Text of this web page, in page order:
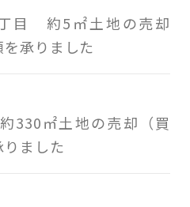
目 約5㎡土地の売却
を承りました
330㎡土地の売却（買
ました